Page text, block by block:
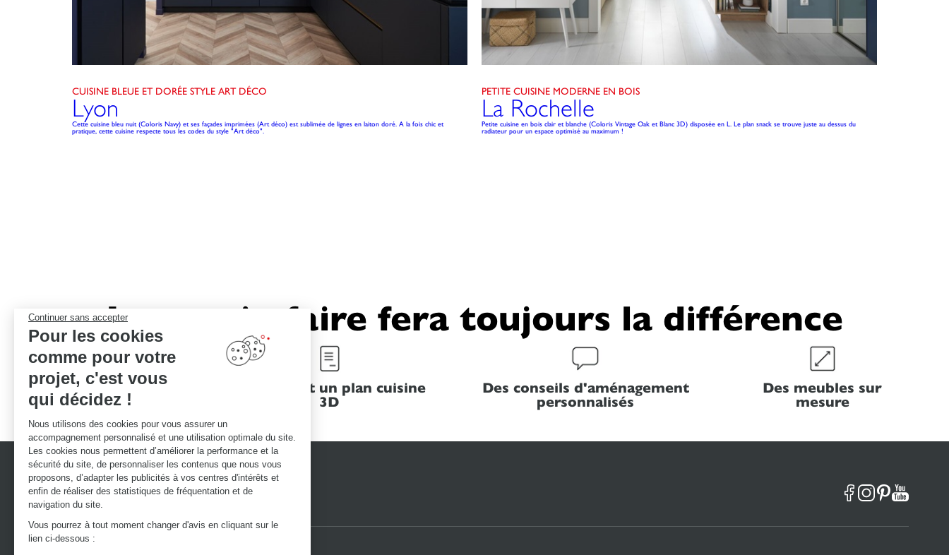
Continuer sans accepter
Pour les cookies
comme pour votre
projet, c'est vous
qui décidez !
Nous utilisons des cookies pour vous assurer un
accompagnement personnalisé et une utilisation optimale du site.
Les cookies nous permettent d’améliorer la performance et la
sécurité du site, de personnaliser les contenus que nous vous
proposons, d’adapter les publicités à vos centres d'intérêts et
enfin de réaliser des statistiques de fréquentation et de
navigation du site.
Vous pourrez à tout moment changer d'avis en cliquant sur le
lien ci-dessous :
CUISINE BLEUE ET DORÉE STYLE ART DÉCO
Lyon
Cette cuisine bleu nuit (Coloris Navy) et ses façades imprimées (Art déco) est sublimée de lignes en laiton doré. A la fois chic et
pratique, cette cuisine respecte tous les codes du style "Art déco".
PETITE CUISINE MODERNE EN BOIS
La Rochelle
Petite cuisine en bois clair et blanche (Coloris Vintage Oak et Blanc 3D) disposée en L. Le plan snack se trouve juste au dessus du
radiateur pour un espace optimisé au maximum !
Le savoir-faire fera toujours la différence
Des garanties
d'excellence
Un devis et un plan cuisine
3D
Des conseils d'aménagement
personnalisés
Des meubles sur
mesure